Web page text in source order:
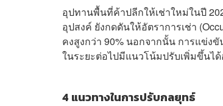
อุปทานพื้นที่ค้าปลีกให้เช่าใหม่ในปี
อุปสงค์ ยังกดดันให้อัตราการเช่า
คงสูงกว่า 90% นอกจากนั้น การแข่ง
ในระยะต่อไปมีแนวโน้มปรับเพิ่มขึ้นได้
4 แนวทางในการปรับกลยุทธ์